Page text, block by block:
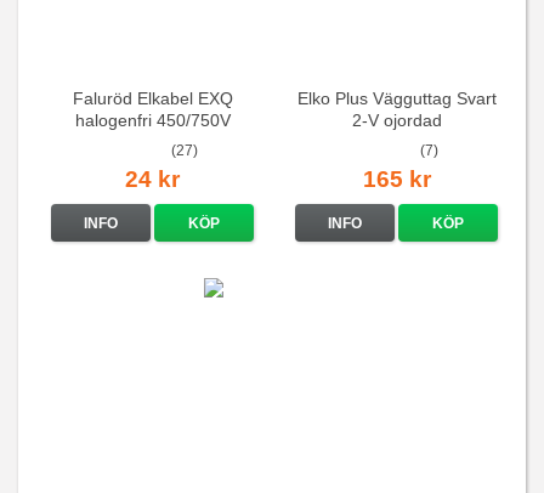
Faluröd Elkabel EXQ
halogenfri 450/750V
(27)
24 kr
INFO KÖP
Elko Plus Vägguttag Svart
2-V ojordad
(7)
165 kr
INFO KÖP